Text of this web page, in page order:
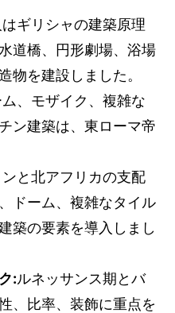
ギリシャの建築原理
道橋、円形劇場、浴場
物を建設しました。
ム、モザイク、複雑な
ン建築は、東ローマ帝
ンと北アフリカの支配
ドーム、複雑なタイル
築の要素を導入しまし
:ルネッサンス期とバ
、比率、装飾に重点を